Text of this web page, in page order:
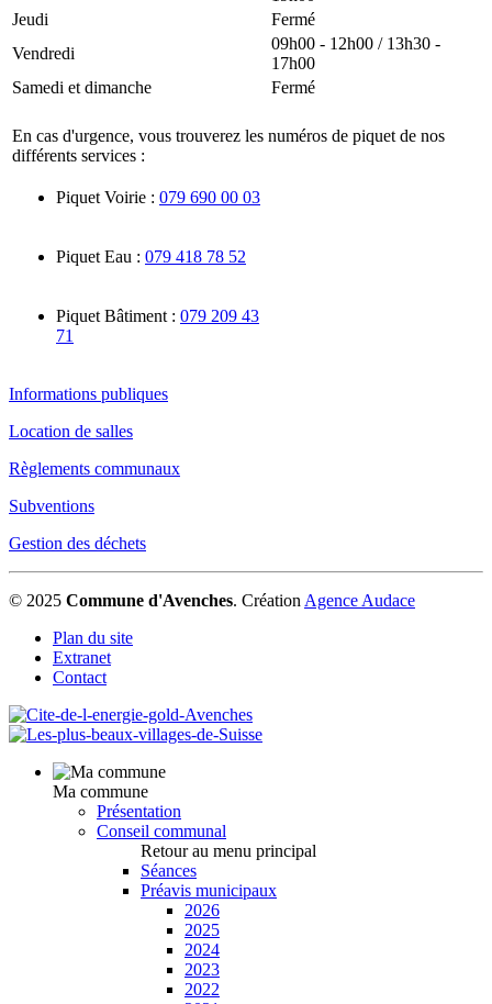
Jeudi
Fermé
Vendredi
09h00 - 12h00 / 13h30 -
17h00
Samedi et dimanche
Fermé
En cas d'urgence, vous trouverez les numéros de piquet de nos
différents services :
Piquet Voirie : 079 690 00 03
Piquet Eau : 079 418 78 52
Piquet Bâtiment : 079 209 43
71
Informations publiques
Location de salles
Règlements communaux
Subventions
Gestion des déchets
© 2025 Commune d'Avenches. Création Agence Audace
Plan du site
Extranet
Contact
Ma commune
Présentation
Conseil communal
Retour au menu principal
Séances
Préavis municipaux
2026
2025
2024
2023
2022